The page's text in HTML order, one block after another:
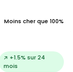
Moins cher que 100%
↗ +1.5% sur 24
mois